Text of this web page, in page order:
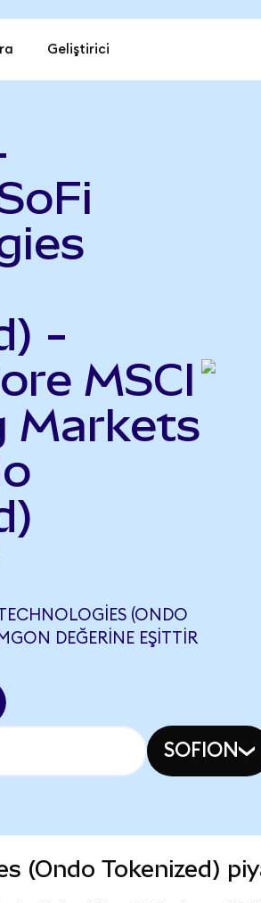
Geliştirici
-
MSCI
Markets
(ONDO
DEĞERINE EŞITTIR
SOFION
(Ondo Tokenized)